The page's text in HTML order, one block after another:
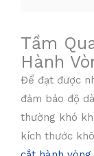
Tầm
Hành
Để đạt được
đảm bảo độ
thường khó
kích thước